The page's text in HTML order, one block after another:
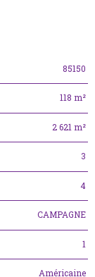
85150
118 m²
2 621 m²
3
4
CAMPAGNE
1
Américaine